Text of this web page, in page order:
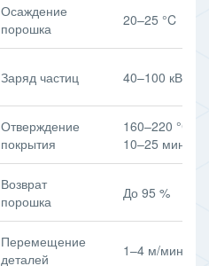
Осаждение
порошка
20–25 °C
Заряд частиц 40–100 кВ
Отверждение
покрытия
160–220 °C,
10–25 мин
Возврат
порошка
До 95 %
Перемещение
деталей
1–4 м/мин